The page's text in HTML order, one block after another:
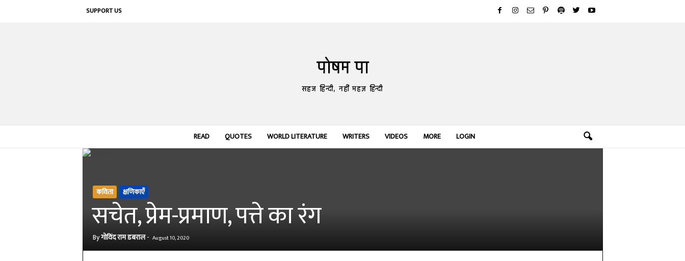
SUPPORT US
पोषम पा
सहज हिन्दी, नहीं महज़ हिन्दी
READ QUOTES WORLD LITERATURE WRITERS VIDEOS MORE LOGIN
कविता क्षणिकाएँ
सचेत, प्रेम-प्रमाण, पत्ते का रंग
Byगोविंद राम डबराल- August 10, 2020